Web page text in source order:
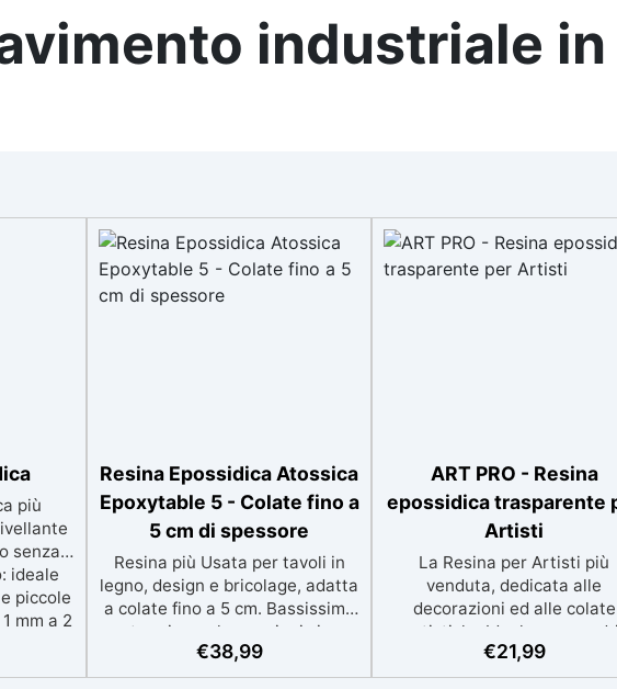
industriale
più
senza
ideale
piccole
mm a 2
ai raggi
Resina Epossidica Atossica
Epoxytable 5 - Colate fino a
5 cm di spessore
Resina più Usata per tavoli in
legno, design e bricolage, adatta
a colate fino a 5 cm. Bassissima
esotermia per lavorazioni sicure
e senza surriscaldamenti.
Resistente a graffi e
€38,99
ART PRO - Resina
epossidica trasparente
Artisti
La Resina per Artisti più
venduta, dedicata alle
decorazioni ed alle colate
artistiche Ideale per
rivestimenti, vassoi e
piccole creazioni
€21,99